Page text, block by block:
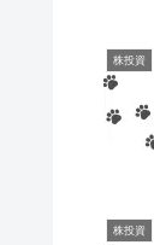
株投資
株投資